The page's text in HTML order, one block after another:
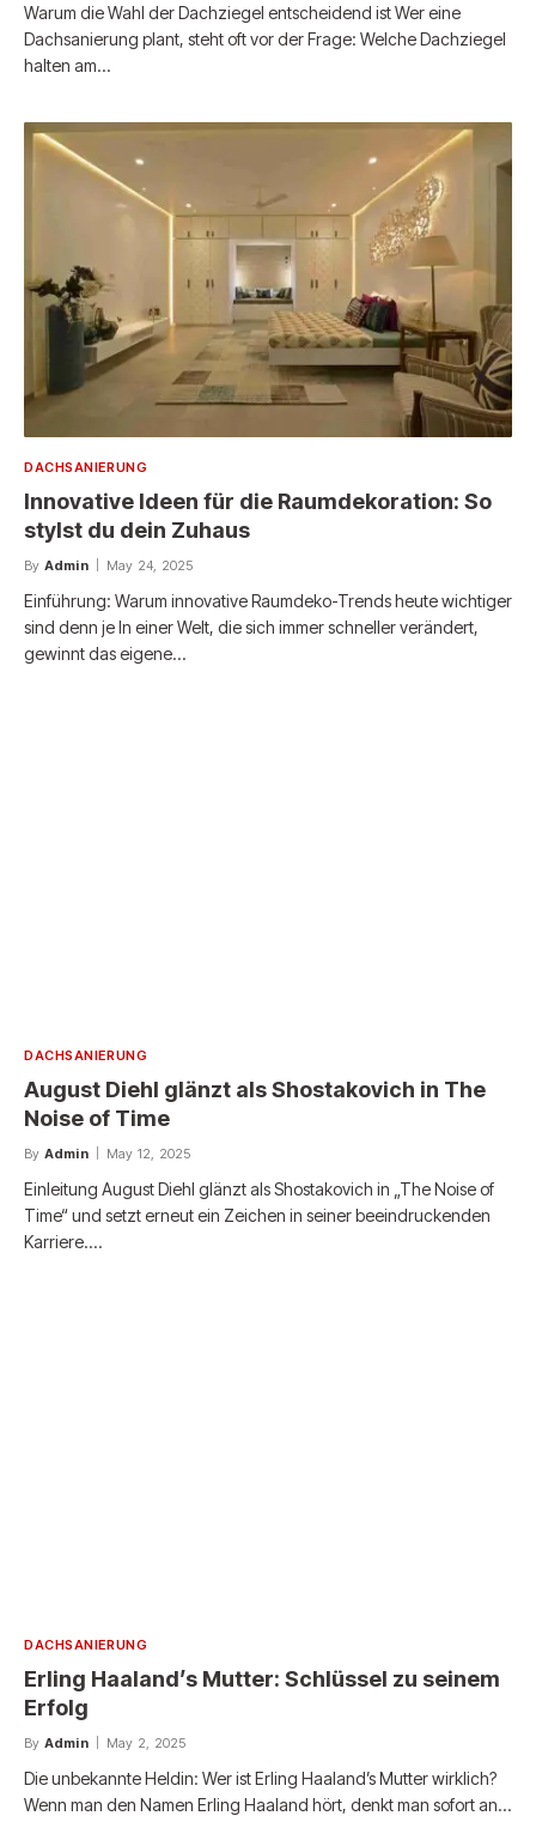
Warum die Wahl der Dachziegel entscheidend ist Wer eine
Dachsanierung plant, steht oft vor der Frage: Welche Dachziegel
halten am…
DACHSANIERUNG
Innovative Ideen für die Raumdekoration: So
stylst du dein Zuhaus
By Admin May 24, 2025
Einführung: Warum innovative Raumdeko-Trends heute wichtiger
sind denn je In einer Welt, die sich immer schneller verändert,
gewinnt das eigene…
DACHSANIERUNG
August Diehl glänzt als Shostakovich in The
Noise of Time
By Admin May 12, 2025
Einleitung August Diehl glänzt als Shostakovich in „The Noise of
Time“ und setzt erneut ein Zeichen in seiner beeindruckenden
Karriere.…
DACHSANIERUNG
Erling Haaland’s Mutter: Schlüssel zu seinem
Erfolg
By Admin May 2, 2025
Die unbekannte Heldin: Wer ist Erling Haaland’s Mutter wirklich?
Wenn man den Namen Erling Haaland hört, denkt man sofort an…